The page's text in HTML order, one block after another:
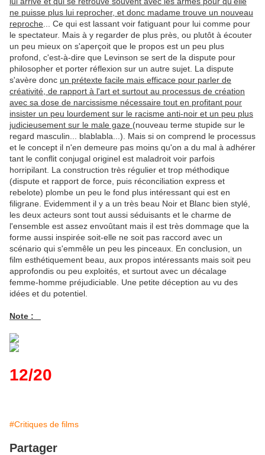
ne puisse plus lui reprocher, et donc madame trouve un nouveau
reproche ... Ce qui est lassant voir fatiguant pour lui comme pour
le spectateur. Mais à y regarder de plus près, ou plutôt à écouter
un peu mieux on s'aperçoit que le propos est un peu plus
profond, c'est-à-dire que Levinson se sert de la dispute pour
philosopher et porter réflexion sur un autre sujet. La dispute
s'avère donc un prétexte facile mais efficace pour parler de
créativité, de rapport à l'art et surtout au processus de création
avec sa dose de narcissisme nécessaire tout en profitant pour
insister un peu lourdement sur le racisme anti-noir et un peu plus
judicieusement sur le male gaze (nouveau terme stupide sur le
regard masculin... blablabla...). Mais si on comprend le processus
et le concept il n'en demeure pas moins qu'on a du mal à adhérer
tant le conflit conjugal originel est maladroit voir parfois
horripilant. La construction très régulier et trop méthodique
(dispute et rapport de force, puis réconciliation express et
rebelote) plombe un peu le fond plus intéressant qui est en
filigrane. Evidemment il y a un très beau Noir et Blanc bien stylé,
les deux acteurs sont tout aussi séduisants et le charme de
l'ensemble est assez envoûtant mais il est très dommage que la
forme aussi inspirée soit-elle ne soit pas raccord avec un
scénario qui s'emmêle un peu les pinceaux. En conclusion, un
film esthétiquement beau, aux propos intéressants mais soit peu
approfondis ou peu exploités, et surtout avec un décalage
femme-homme préjudiciable. Une petite déception au vu des
idées et du potentiel.
Note :
12/20
#Critiques de films
Partager